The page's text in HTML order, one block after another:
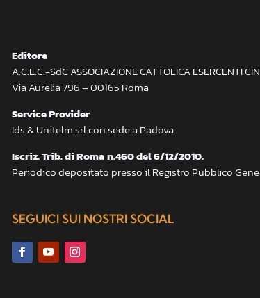
Editore
A.C.E.C.-SdC ASSOCIAZIONE CATTOLICA ESERCENTI
Via Aurelia 796 – 00165 Roma
Service Provider
Ids & Unitelm srl con sede a Padova
Iscriz. Trib. di Roma n.460 del 6/12/2010.
Periodico depositato presso il Registro Pubblico
SEGUICI SUI NOSTRI SOCIAL